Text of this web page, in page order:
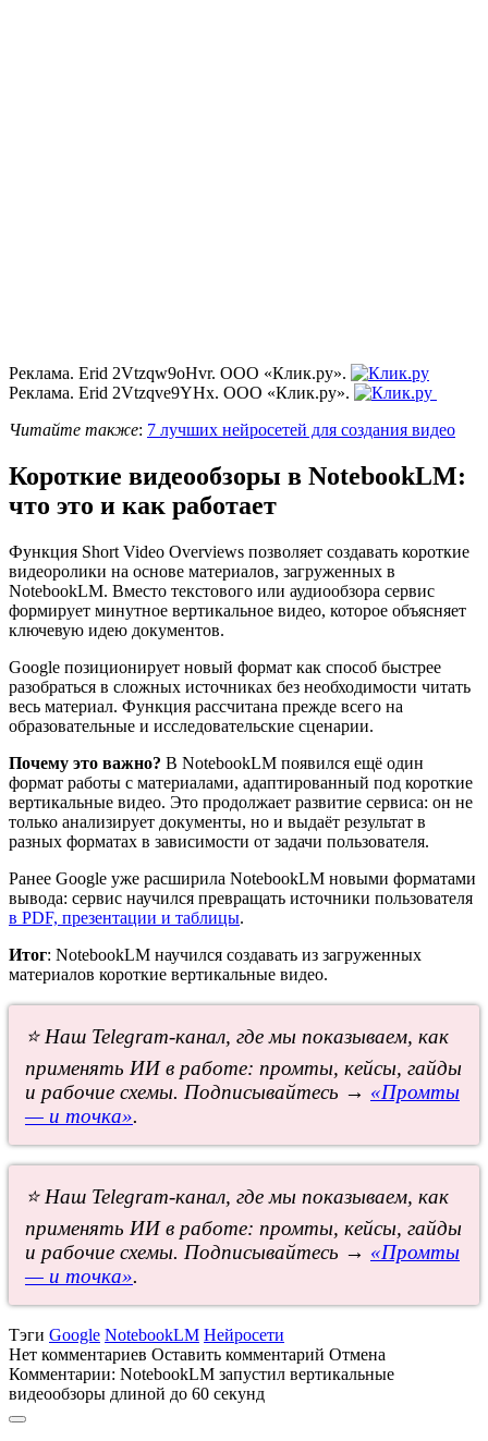
Реклама. Erid 2Vtzqw9oHvr. ООО «Клик.ру».
Реклама. Erid 2Vtzqve9YHx. ООО «Клик.ру».
Читайте также: 7 лучших нейросетей для создания видео
Короткие видеообзоры в NotebookLM:
что это и как работает
Функция Short Video Overviews позволяет создавать короткие
видеоролики на основе материалов, загруженных в
NotebookLM. Вместо текстового или аудиообзора сервис
формирует минутное вертикальное видео, которое объясняет
ключевую идею документов.
Google позиционирует новый формат как способ быстрее
разобраться в сложных источниках без необходимости читать
весь материал. Функция рассчитана прежде всего на
образовательные и исследовательские сценарии.
Почему это важно? В NotebookLM появился ещё один
формат работы с материалами, адаптированный под короткие
вертикальные видео. Это продолжает развитие сервиса: он не
только анализирует документы, но и выдаёт результат в
разных форматах в зависимости от задачи пользователя.
Ранее Google уже расширила NotebookLM новыми форматами
вывода: сервис научился превращать источники пользователя
в PDF, презентации и таблицы.
Итог: NotebookLM научился создавать из загруженных
материалов короткие вертикальные видео.
⭐ Наш Telegram-канал, где мы показываем, как
применять ИИ в работе: промты, кейсы, гайды
и рабочие схемы. Подписывайтесь → «Промты
— и точка».
⭐ Наш Telegram-канал, где мы показываем, как
применять ИИ в работе: промты, кейсы, гайды
и рабочие схемы. Подписывайтесь → «Промты
— и точка».
Тэги Google NotebookLM Нейросети
Нет комментариев Оставить комментарий Отмена
Комментарии: NotebookLM запустил вертикальные
видеообзоры длиной до 60 секунд